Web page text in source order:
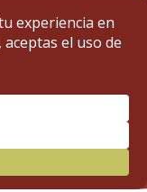
de Badajoz